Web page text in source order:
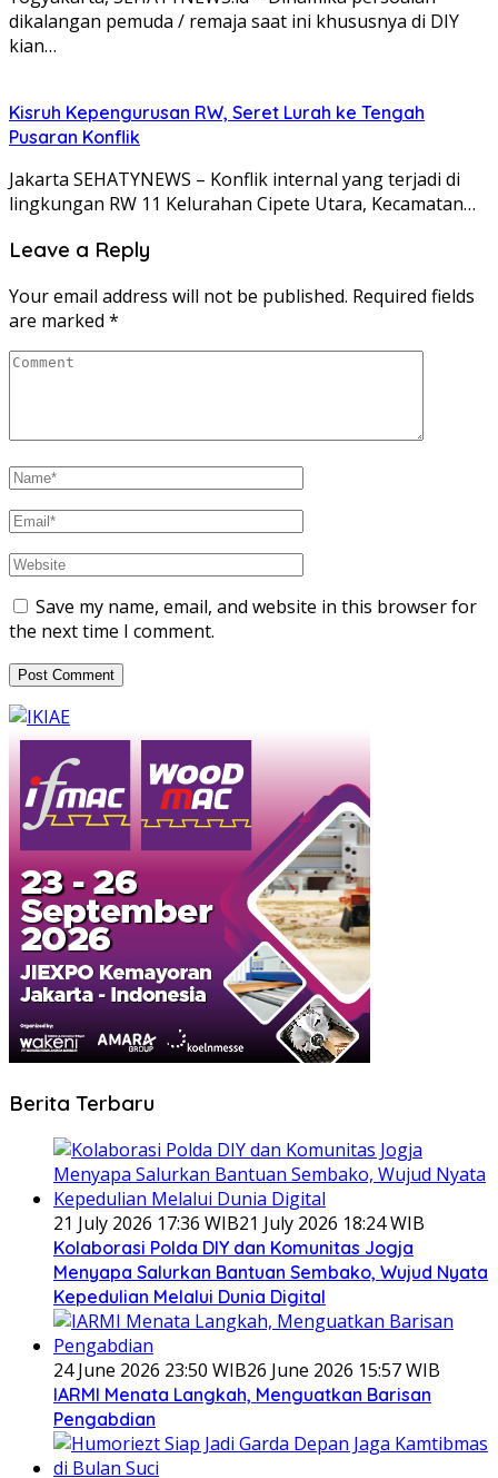
dikalangan pemuda / remaja saat ini khususnya di DIY
kian…
Kisruh Kepengurusan RW, Seret Lurah ke Tengah
Pusaran Konflik
Jakarta SEHATYNEWS – Konflik internal yang terjadi di
lingkungan RW 11 Kelurahan Cipete Utara, Kecamatan…
Leave a Reply
Your email address will not be published. Required fields
are marked *
Save my name, email, and website in this browser for
the next time I comment.
Berita Terbaru
21 July 2026 17:36 WIB21 July 2026 18:24 WIB
Kolaborasi Polda DIY dan Komunitas Jogja
Menyapa Salurkan Bantuan Sembako, Wujud Nyata
Kepedulian Melalui Dunia Digital
24 June 2026 23:50 WIB26 June 2026 15:57 WIB
IARMI Menata Langkah, Menguatkan Barisan
Pengabdian